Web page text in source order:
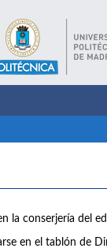
la conserjería del
en el tablón de